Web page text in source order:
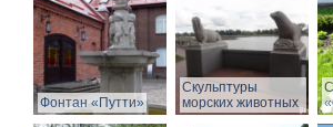
Фонтан «Путти»
Скульптуры
морских животных